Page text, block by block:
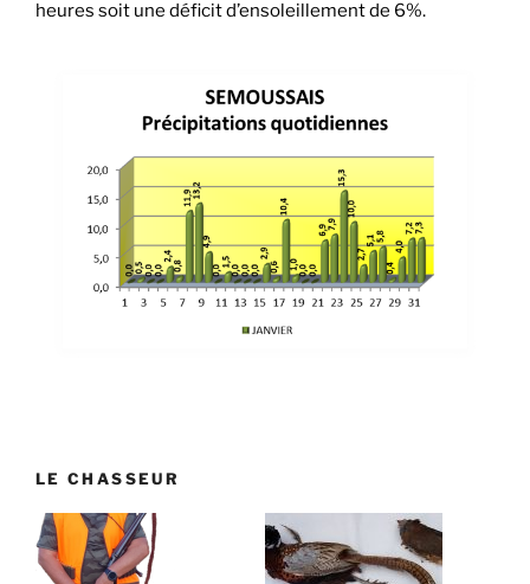
heures soit une déficit d’ensoleillement de 6%.
LE CHASSEUR